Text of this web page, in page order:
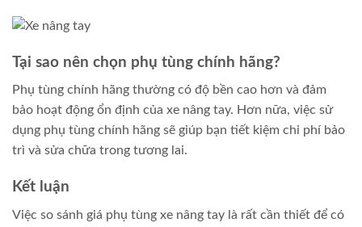
Tại sao nên chọn phụ tùng chính hãng?
Phụ tùng chính hãng thường có độ bền cao hơn và đảm
bảo hoạt động ổn định của xe nâng tay. Hơn nữa, việc sử
dụng phụ tùng chính hãng sẽ giúp bạn tiết kiệm chi phí bảo
trì và sửa chữa trong tương lai.
Kết luận
Việc so sánh giá phụ tùng xe nâng tay là rất cần thiết để có